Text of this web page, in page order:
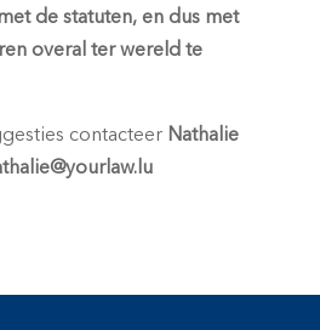
de statuten, en dus met
overal ter wereld te
contacteer Nathalie